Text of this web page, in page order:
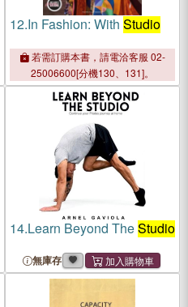
12.In Fashion: With Studio
若需訂購本書，請電洽客服 02-
25006600[分機130、131]。
14.Learn Beyond TheStudio
無庫存